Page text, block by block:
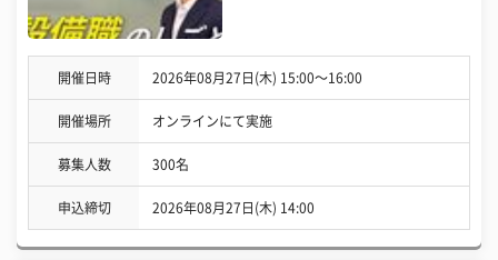
開催日時 2026年08月27日(木) 15:00〜16:00
開催場所 オンラインにて実施
募集人数 300名
申込締切 2026年08月27日(木) 14:00